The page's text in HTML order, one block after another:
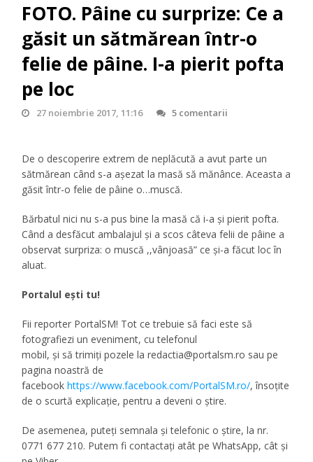
FOTO. Pâine cu surprize: Ce a
găsit un sătmărean într-o
felie de pâine. I-a pierit pofta
pe loc
27 noiembrie 2017, 11:16 5 comentarii
De o descoperire extrem de neplăcută a avut parte un
sătmărean când s-a așezat la masă să mănânce. Aceasta a
găsit într-o felie de pâine o…muscă.
Bărbatul nici nu s-a pus bine la masă că i-a și pierit pofta.
Când a desfăcut ambalajul și a scos câteva felii de pâine a
observat surpriza: o muscă ,,vânjoasă” ce și-a făcut loc în
aluat.
Portalul eşti tu!
Fii reporter PortalSM! Tot ce trebuie să faci este să
fotografiezi un eveniment, cu telefonul
mobil, și să trimiţi pozele laredactia@portalsm.ro sau pe
pagina noastră de
facebookhttps://www.facebook.com/PortalSM.ro/, însoțite
de o scurtă explicație, pentru a deveni o știre.
De asemenea, puteți semnala și telefonic o știre, la nr.
0771 677 210. Putem fi contactaţi atât pe WhatsApp, cât şi